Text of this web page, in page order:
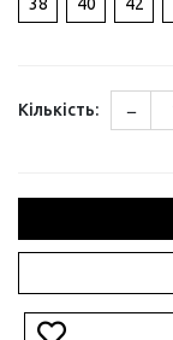
Кількість: −